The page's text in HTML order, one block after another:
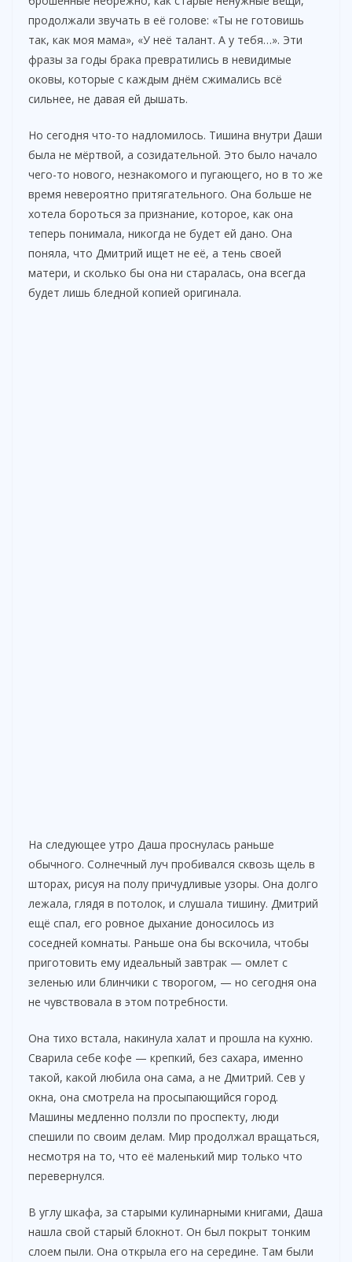
продолжали звучать в её голове: «Ты не готовишь
так, как моя мама», «У неё талант. А у тебя…». Эти
фразы за годы брака превратились в невидимые
оковы, которые с каждым днём сжимались всё
сильнее, не давая ей дышать.
Но сегодня что-то надломилось. Тишина внутри Даши
была не мёртвой, а созидательной. Это было начало
чего-то нового, незнакомого и пугающего, но в то же
время невероятно притягательного. Она больше не
хотела бороться за признание, которое, как она
теперь понимала, никогда не будет ей дано. Она
поняла, что Дмитрий ищет не её, а тень своей
матери, и сколько бы она ни старалась, она всегда
будет лишь бледной копией оригинала.
На следующее утро Даша проснулась раньше
обычного. Солнечный луч пробивался сквозь щель в
шторах, рисуя на полу причудливые узоры. Она долго
лежала, глядя в потолок, и слушала тишину. Дмитрий
ещё спал, его ровное дыхание доносилось из
соседней комнаты. Раньше она бы вскочила, чтобы
приготовить ему идеальный завтрак — омлет с
зеленью или блинчики с творогом, — но сегодня она
не чувствовала в этом потребности.
Она тихо встала, накинула халат и прошла на кухню.
Сварила себе кофе — крепкий, без сахара, именно
такой, какой любила она сама, а не Дмитрий. Сев у
окна, она смотрела на просыпающийся город.
Машины медленно ползли по проспекту, люди
спешили по своим делам. Мир продолжал вращаться,
несмотря на то, что её маленький мир только что
перевернулся.
В углу шкафа, за старыми кулинарными книгами, Даша
нашла свой старый блокнот. Он был покрыт тонким
слоем пыли. Она открыла его на середине. Там были